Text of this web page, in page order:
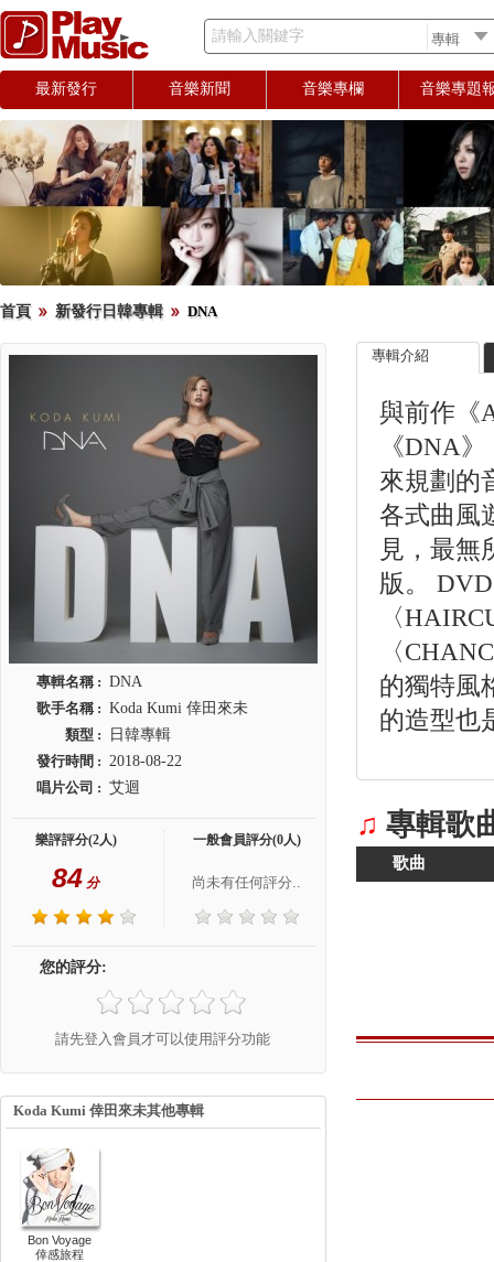
請輸入關鍵字
最新發行 音樂新聞 音樂專欄 音樂專題
首頁 新發行日韓專輯 DNA
專輯名稱 : DNA
歌手名稱 : Koda Kumi 倖田來未
類型 :
日韓專輯
發行時間 : 2018-08-22
唱片公司 : 艾迴
樂評評分(2人)
84 分
一般會員評分(0人)
尚未有任何評分..
您的評分:
請先登入會員才可以使用評分功能
Koda Kumi 倖田來未其他專輯
Bon Voyage
倖感旅程
專輯介紹
與前作《
《DNA
來規劃的
各式曲風
見，最無
版。
〈
〈
的獨特風
的造型也
♫ 專輯歌
歌曲